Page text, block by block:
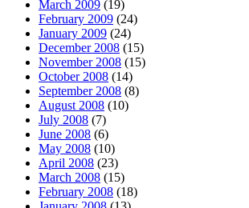
March 2009 (19)
February 2009 (24)
January 2009 (24)
December 2008 (15)
November 2008 (15)
October 2008 (14)
September 2008 (8)
August 2008 (10)
July 2008 (7)
June 2008 (6)
May 2008 (10)
April 2008 (23)
March 2008 (15)
February 2008 (18)